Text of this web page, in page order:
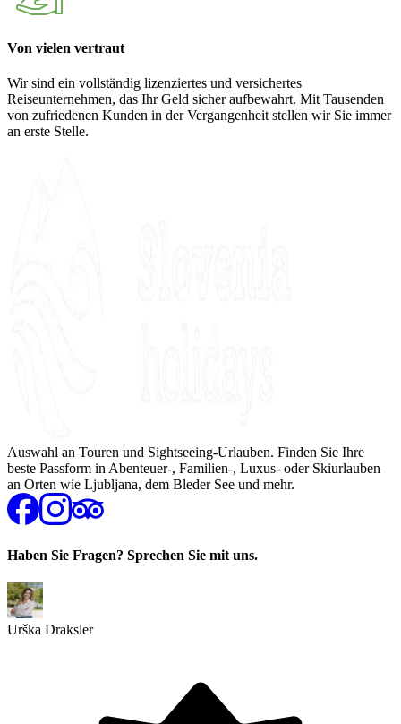
Von vielen vertraut
Wir sind ein vollständig lizenziertes und versichertes
Reiseunternehmen, das Ihr Geld sicher aufbewahrt. Mit Tausenden
von zufriedenen Kunden in der Vergangenheit stellen wir Sie immer
an erste Stelle.
Auswahl an Touren und Sightseeing-Urlauben. Finden Sie Ihre
beste Passform in Abenteuer-, Familien-, Luxus- oder Skiurlauben
an Orten wie Ljubljana, dem Bleder See und mehr.
Haben Sie Fragen? Sprechen Sie mit uns.
Urška Draksler